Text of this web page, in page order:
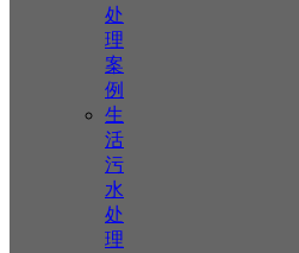
处
理
案
例
生
活
污
水
处
理